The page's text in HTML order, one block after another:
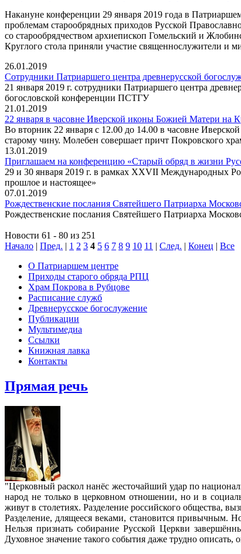
Накануне конференции 29 января 2019 года в
проблемам старообрядных приходов Русской
со старообрядчеством архиепископ Гомельский и
Круглого стола приняли участие священнослужители и
26.01.2019
Сотрудники Патриаршего центра древнерусской
21 января 2019 г. сотрудники Патриаршего центра
богословской конференции ПСТГУ
21.01.2019
22 января в часовне Иверской иконы Божией Матери на
Во вторник 22 января с 12.00 до 14.00 в часовне
старому чину. Молебен совершает причт Покровского
13.01.2019
Приглашаем на конференцию «Старый обряд в жизни
29 и 30 января 2019 г. в рамках XXVII Международных
прошлое и настоящее»
07.01.2019
Рождественские послания Святейшего Патриарха
Рождественские послания Святейшего Патриарха
Новости 61 - 80 из 251
Начало | Пред. | 1 2 3 4 5 6 7 8 9 10 11 | След. | Конец | Все
О Патриаршем центре
Приходы старого обряда РПЦ
Храм Покрова в Рубцове
Расписание служб
Древнерусское богослужение
Публикации
Мультимедиа
Ссылки
Книжная лавка
Контакты
Прямая речь
"Церковный раскол нанёс жесточайший удар по
народ не только в церковном отношении, но и в
живут в столетиях. Разделение российского общества,
Разделение, длящееся веками, становится привычным.
Нельзя признать собирание Русской Церкви
Духовное значение такого события даже трудно